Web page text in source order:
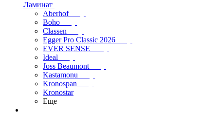
Ламинат
Aberhof
Boho
Classen
Egger Pro Classic 2026
EVER SENSE
Ideal
Joss Beaumont
Kastamonu
Kronospan
Kronostar
Еще